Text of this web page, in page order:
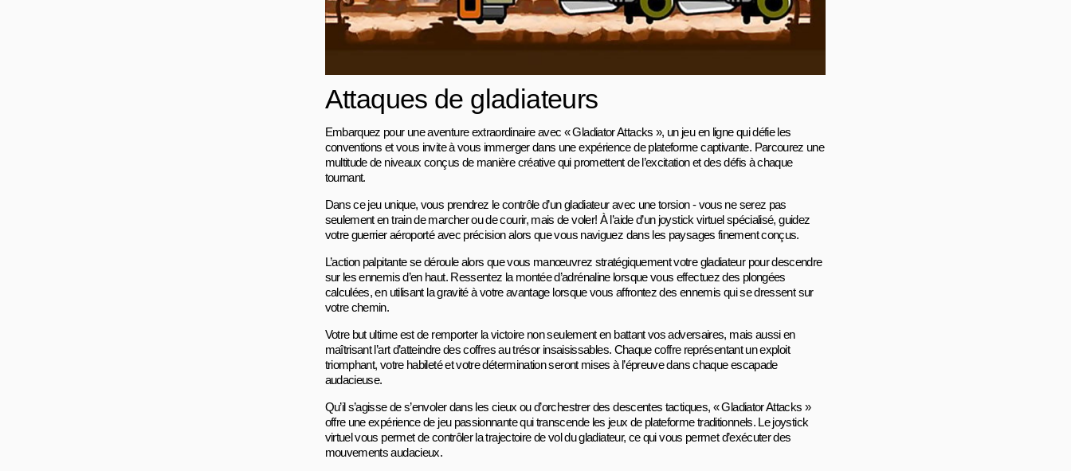
Attaques de gladiateurs
Embarquez pour une aventure extraordinaire avec « Gladiator Attacks », un jeu en ligne qui défie les
conventions et vous invite à vous immerger dans une expérience de plateforme captivante. Parcourez une
multitude de niveaux conçus de manière créative qui promettent de l’excitation et des défis à chaque
tournant.
Dans ce jeu unique, vous prendrez le contrôle d’un gladiateur avec une torsion - vous ne serez pas
seulement en train de marcher ou de courir, mais de voler! À l’aide d’un joystick virtuel spécialisé, guidez
votre guerrier aéroporté avec précision alors que vous naviguez dans les paysages finement conçus.
L’action palpitante se déroule alors que vous manœuvrez stratégiquement votre gladiateur pour descendre
sur les ennemis d’en haut. Ressentez la montée d’adrénaline lorsque vous effectuez des plongées
calculées, en utilisant la gravité à votre avantage lorsque vous affrontez des ennemis qui se dressent sur
votre chemin.
Votre but ultime est de remporter la victoire non seulement en battant vos adversaires, mais aussi en
maîtrisant l’art d’atteindre des coffres au trésor insaisissables. Chaque coffre représentant un exploit
triomphant, votre habileté et votre détermination seront mises à l’épreuve dans chaque escapade
audacieuse.
Qu’il s’agisse de s’envoler dans les cieux ou d’orchestrer des descentes tactiques, « Gladiator Attacks »
offre une expérience de jeu passionnante qui transcende les jeux de plateforme traditionnels. Le joystick
virtuel vous permet de contrôler la trajectoire de vol du gladiateur, ce qui vous permet d’exécuter des
mouvements audacieux.